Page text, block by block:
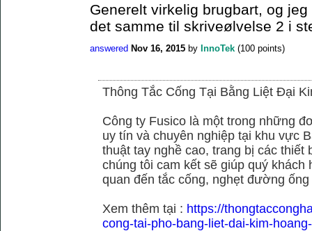
Generelt virkelig brugbart, og
det samme til skriveølvelse 2 i
answered Nov 16, 2015 by InnoTek (100 points)
Thông Tắc Cống Tại Bằng Liệt Đại
Công ty Fusico là một trong những
uy tín và chuyên nghiệp tại khu vực
thuật tay nghề cao, trang bị các thiết
chúng tôi cam kết sẽ giúp quý
quan đến tắc cống, nghẹt đường
Xem thêm tại : https://
cong-tai-pho-bang-liet-dai-kim-